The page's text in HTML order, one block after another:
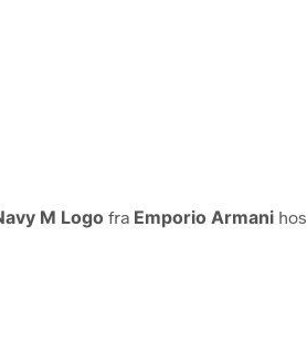
M Logo fra Emporio Armani